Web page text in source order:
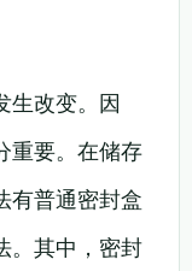
生改变。因
重要。在储存
有普通密封盒
。其中，密封